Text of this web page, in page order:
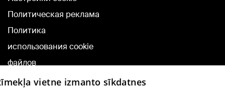
Политическая реклама
Политика
использования cookie
файлов
Добавлениеvietne izmanto sīkdatnes